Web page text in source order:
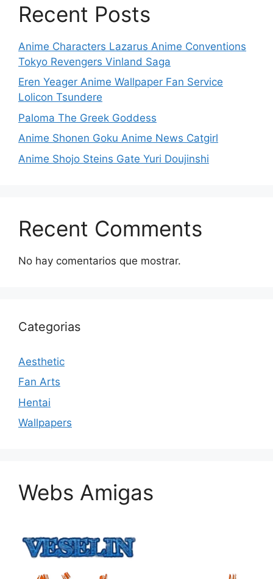
Recent Posts
Anime Characters Lazarus Anime Conventions
Tokyo Revengers Vinland Saga
Eren Yeager Anime Wallpaper Fan Service
Lolicon Tsundere
Paloma The Greek Goddess
Anime Shonen Goku Anime News Catgirl
Anime Shojo Steins Gate Yuri Doujinshi
Recent Comments
No hay comentarios que mostrar.
Categorias
Aesthetic
Fan Arts
Hentai
Wallpapers
Webs Amigas